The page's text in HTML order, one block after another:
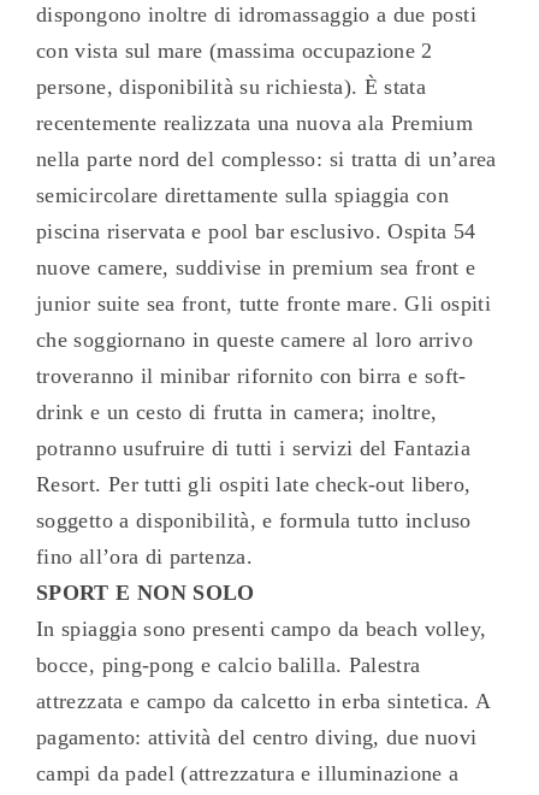
dispongono inoltre di idromassaggio a due posti
con vista sul mare (massima occupazione 2
persone, disponibilità su richiesta). È stata
recentemente realizzata una nuova ala Premium
nella parte nord del complesso: si tratta di un’area
semicircolare direttamente sulla spiaggia con
piscina riservata e pool bar esclusivo. Ospita 54
nuove camere, suddivise in premium sea front e
junior suite sea front, tutte fronte mare. Gli ospiti
che soggiornano in queste camere al loro arrivo
troveranno il minibar rifornito con birra e soft-
drink e un cesto di frutta in camera; inoltre,
potranno usufruire di tutti i servizi del Fantazia
Resort. Per tutti gli ospiti late check-out libero,
soggetto a disponibilità, e formula tutto incluso
fino all’ora di partenza.
SPORT E NON SOLO
In spiaggia sono presenti campo da beach volley,
bocce, ping-pong e calcio balilla. Palestra
attrezzata e campo da calcetto in erba sintetica. A
pagamento: attività del centro diving, due nuovi
campi da padel (attrezzatura e illuminazione a